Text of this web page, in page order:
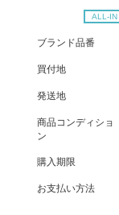
ALL-IN
ブランド品番
買付地
発送地
商品コンディショ
ン
購入期限
お支払い方法